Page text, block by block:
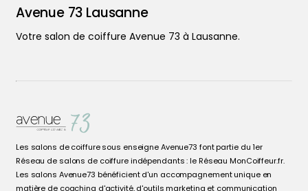
Avenue 73 Lausanne
Votre salon de coiffure Avenue 73 à Lausanne.
Les salons de coiffure sous enseigne Avenue73 font partie du 1er
Réseau de salons de coiffure indépendants : le Réseau MonCoiffeur.fr.
Les salons Avenue73 bénéficient d'un accompagnement unique en
matière de coaching d'activité, d'outils marketing et communication